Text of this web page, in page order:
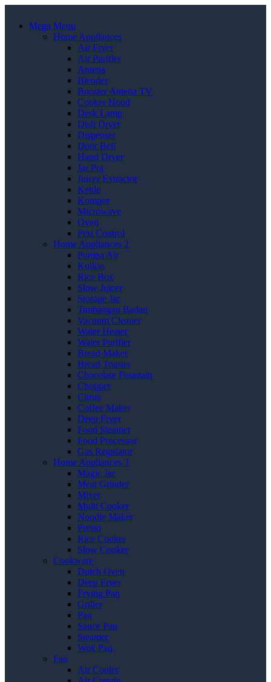
Mega Menu
Home Appliances
Air Fryer
Air Purifier
Antena
Blender
Booster Antena TV
Cooker Hood
Desk Lamp
Dish Dryer
Dispenser
Door Bell
Hand Dryer
Jar Pot
Juicer Extractor
Kettle
Kompor
Microwave
Oven
Pest Control
Home Appliances 2
Pompa Air
Kulkas
Rice Box
Slow Juicer
Storage Jar
Timbangan Badan
Vacuum Cleaner
Water Heater
Water Purifier
Bread Maker
Bread Toaster
Chocolate Fountain
Chopper
Citrus
Coffee Maker
Deep Fryer
Food Steamer
Food Processor
Gas Regulator
Home Appliances 3
Magic Jar
Meat Grinder
Mixer
Multi Cooker
Noodle Maker
Presto
Rice Cooker
Slow Cooker
Cookware
Dutch Oven
Deep Fryer
Frying Pan
Griller
Pan
Sauce Pan
Steamer
Wok Pan
Fan
Air Cooler